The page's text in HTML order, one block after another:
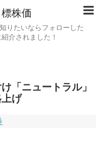
株価
りたいならフォローした
介されました！
「ニュートラル」
上げ